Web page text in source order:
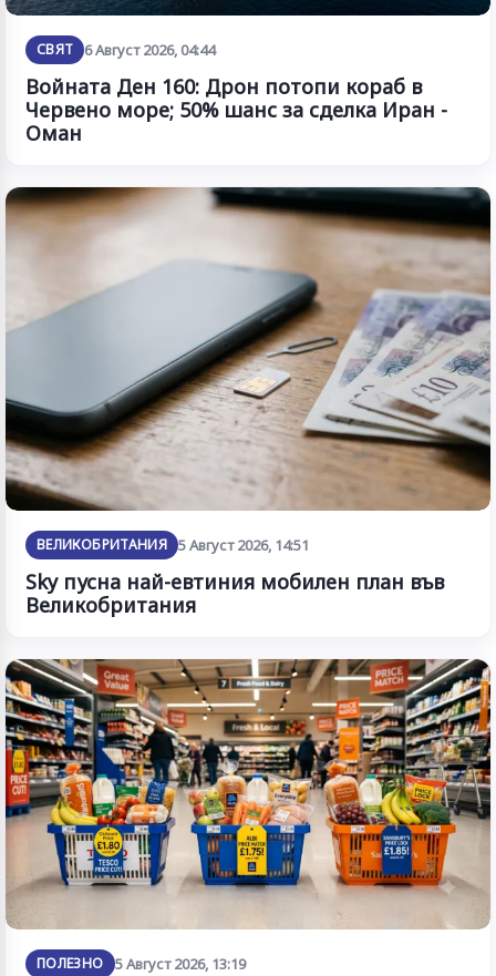
СВЯТ 6 Август 2026, 04:44
Войната Ден 160: Дрон потопи кораб в
Червено море; 50% шанс за сделка Иран -
Оман
ВЕЛИКОБРИТАНИЯ 5 Август 2026, 14:51
Sky пусна най-евтиния мобилен план във
Великобритания
ПОЛЕЗНО 5 Август 2026, 13:19